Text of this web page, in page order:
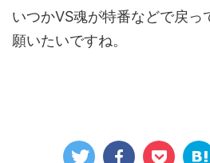
いつかVS魂が特番などで戻っ
願いたいですね。